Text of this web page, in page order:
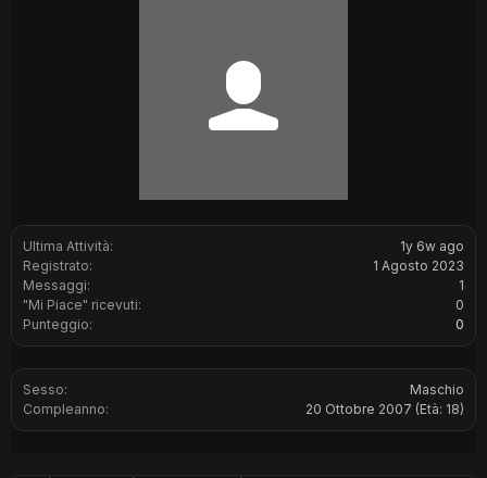
Ultima Attività:
1y 6w ago
Registrato:
1 Agosto 2023
Messaggi:
1
"Mi Piace" ricevuti:
0
Punteggio:
0
Sesso:
Maschio
Compleanno:
20 Ottobre 2007 (Età: 18)